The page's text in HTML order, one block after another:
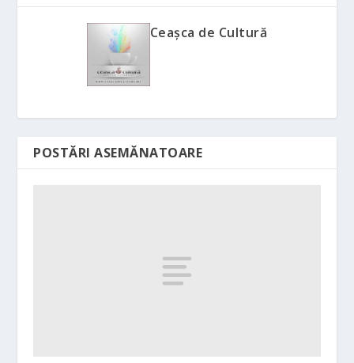
Ceașca de Cultură
POSTĂRI ASEMĂNATOARE